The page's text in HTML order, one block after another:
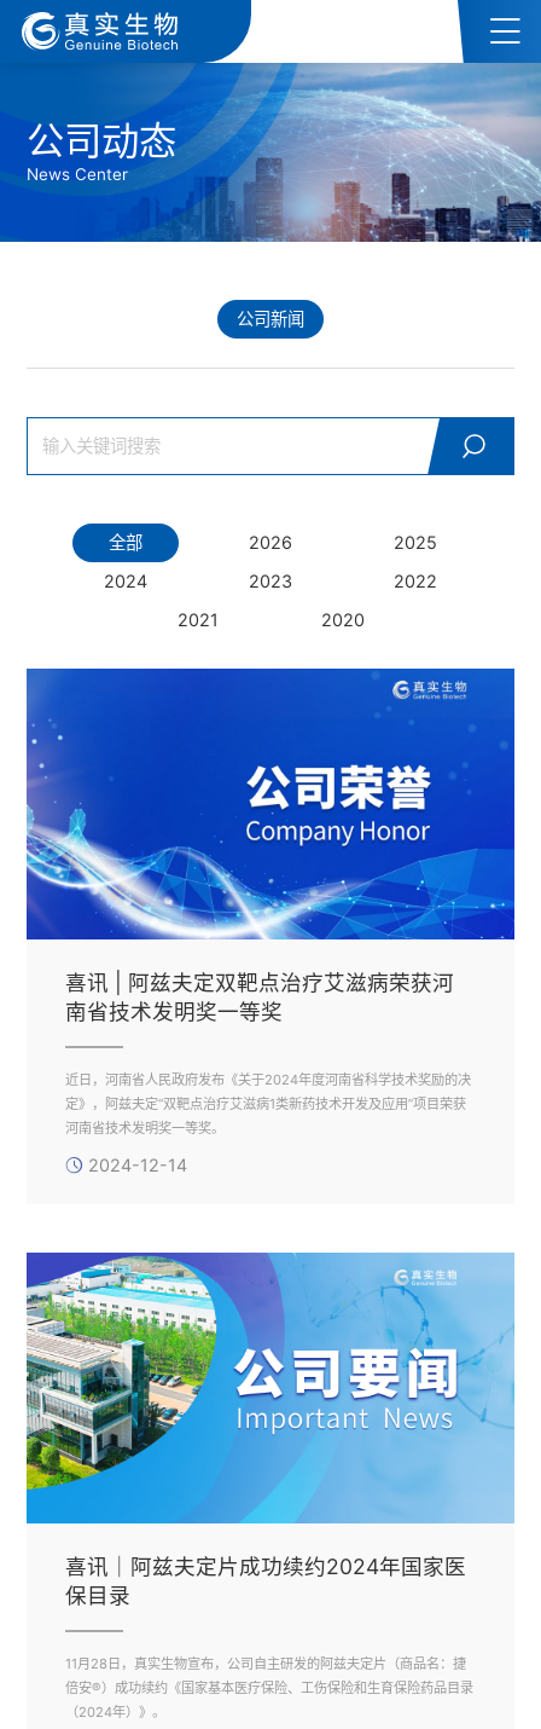
公司动态
News Center
公司新闻
search
全部 2026
2025
2024
2023
2022
2021
2020
喜讯 | 阿兹夫定双靶点治疗艾滋病荣获河
南省技术发明奖一等奖
近日，河南省人民政府发布《关于2024年度河南省科学技术奖励的决
定》，阿兹夫定“双靶点治疗艾滋病1类新药技术开发及应用”项目荣获
河南省技术发明奖一等奖。
2024-12-14
喜讯｜阿兹夫定片成功续约2024年国家医
保目录
11月28日，真实生物宣布，公司自主研发的阿兹夫定片（商品名：捷
倍安®）成功续约《国家基本医疗保险、工伤保险和生育保险药品目录
（2024年）》。